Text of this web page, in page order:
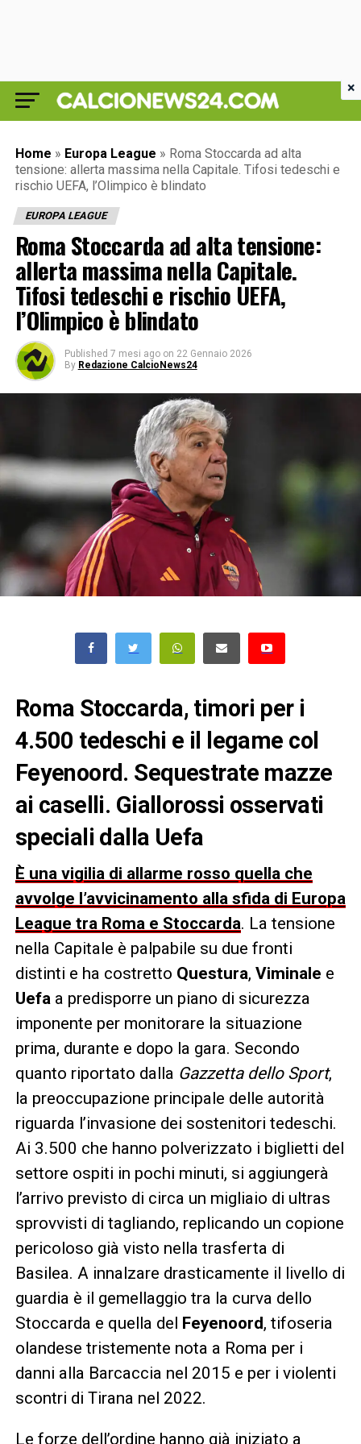
Home » Europa League » Roma Stoccarda ad alta
tensione: allerta massima nella Capitale. Tifosi tedeschi e
rischio UEFA, l’Olimpico è blindato
EUROPA LEAGUE
Roma Stoccarda ad alta tensione:
allerta massima nella Capitale.
Tifosi tedeschi e rischio UEFA,
l’Olimpico è blindato
Published 7 mesi ago on 22 Gennaio 2026
By Redazione CalcioNews24
Roma Stoccarda, timori per i
4.500 tedeschi e il legame col
Feyenoord. Sequestrate mazze
ai caselli. Giallorossi osservati
speciali dalla Uefa
È una vigilia di allarme rosso quella che
avvolge l’avvicinamento alla sfida di Europa
League tra Roma e Stoccarda. La tensione
nella Capitale è palpabile su due fronti
distinti e ha costretto Questura, Viminale e
Uefa a predisporre un piano di sicurezza
imponente per monitorare la situazione
prima, durante e dopo la gara. Secondo
quanto riportato dalla Gazzetta dello Sport,
la preoccupazione principale delle autorità
riguarda l’invasione dei sostenitori tedeschi.
Ai 3.500 che hanno polverizzato i biglietti del
settore ospiti in pochi minuti, si aggiungerà
l’arrivo previsto di circa un migliaio di ultras
sprovvisti di tagliando, replicando un copione
pericoloso già visto nella trasferta di
Basilea. A innalzare drasticamente il livello di
guardia è il gemellaggio tra la curva dello
Stoccarda e quella del Feyenoord, tifoseria
olandese tristemente nota a Roma per i
danni alla Barcaccia nel 2015 e per i violenti
scontri di Tirana nel 2022.
Le forze dell’ordine hanno già iniziato a
×